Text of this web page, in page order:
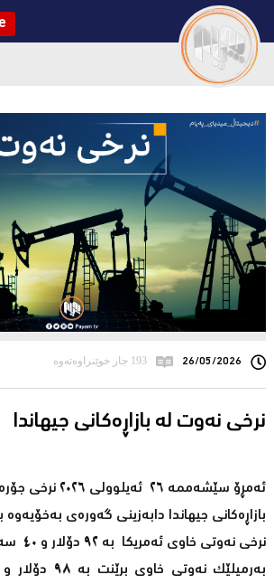
26/05/2026 193 جار خوێنراوەتەوە
نرخى نەوت لە بازاڕەکانی جیهاندا
ئەمڕۆ سێشەممە ٢٦
بازاڕەکانى جیهاندا دابەزینی گەورەی
نرخى نەوتى خاوى ئەمریکا بە ٩٢ دۆلار و ٤٠ سەنت دەفرۆشرێت.